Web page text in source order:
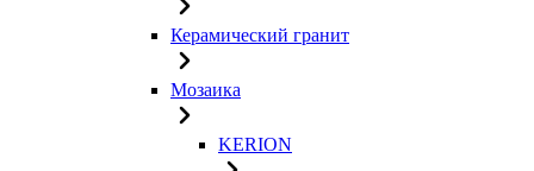
Керамический гранит
Мозаика
KERION